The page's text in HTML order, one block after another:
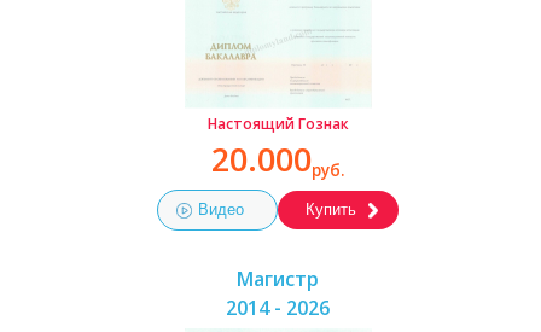
Настоящий Гознак
20.000руб.
Видео Купить
Магистр
2014 - 2026